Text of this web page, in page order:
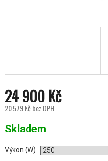
24 900 Kč
20 579 Kč bez DPH
Skladem
Výkon (W)